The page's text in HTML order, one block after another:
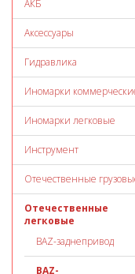
АКБ
Аксессуары
Гидравлика
Иномарки
Иномарки легковые
Инструмент
Отечественные
Отечественные
легковые
ВАZ-заднепривод
ВАZ-